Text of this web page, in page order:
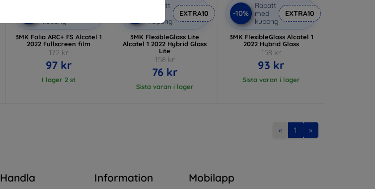
kupong
3MK Folia ARC+ FS Alcatel 1
2022 Fullscreen film
172 kr
97 kr
I lager 2 st
Rabatt
kupong
EXTRA10
3MK FlexibleGlass Lite
Alcatel 1 2022 Hybrid Glass
Lite
158 kr
76 kr
Sista varan i lager
-10%
Rabatt
med
kupong
EXTRA10
3MK FlexibleGlass Alcatel 1
2022 Hybrid Glass
158 kr
93 kr
Sista varan i lager
« 1 »
Handla Information Mobilapp